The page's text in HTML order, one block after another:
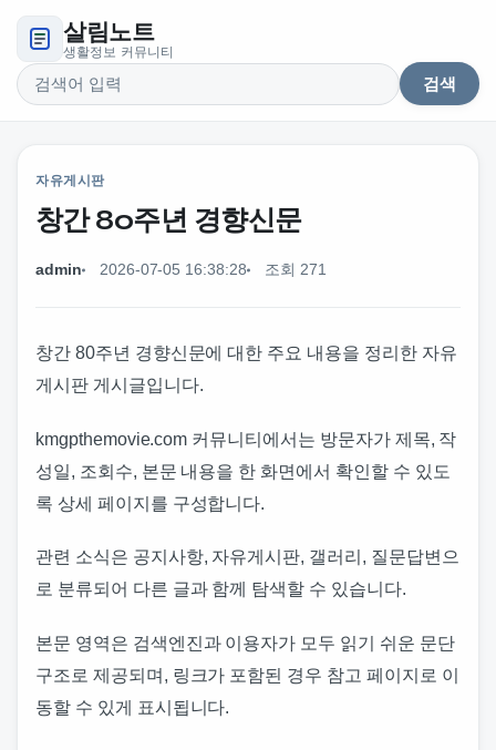
살림노트
생활정보 커뮤니티
검색어
검색
자유게시판
창간 80주년 경향신문
admin 2026-07-05 16:38:28 조회 271
창간 80주년 경향신문에 대한 주요 내용을 정리한 자유
게시판 게시글입니다.
kmgpthemovie.com 커뮤니티에서는 방문자가 제목, 작
성일, 조회수, 본문 내용을 한 화면에서 확인할 수 있도
록 상세 페이지를 구성합니다.
관련 소식은 공지사항, 자유게시판, 갤러리, 질문답변으
로 분류되어 다른 글과 함께 탐색할 수 있습니다.
본문 영역은 검색엔진과 이용자가 모두 읽기 쉬운 문단
구조로 제공되며, 링크가 포함된 경우 참고 페이지로 이
동할 수 있게 표시됩니다.